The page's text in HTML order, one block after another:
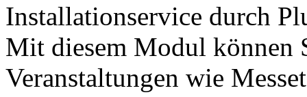
Installationservice durch
Mit diesem Modul können
Veranstaltungen wie